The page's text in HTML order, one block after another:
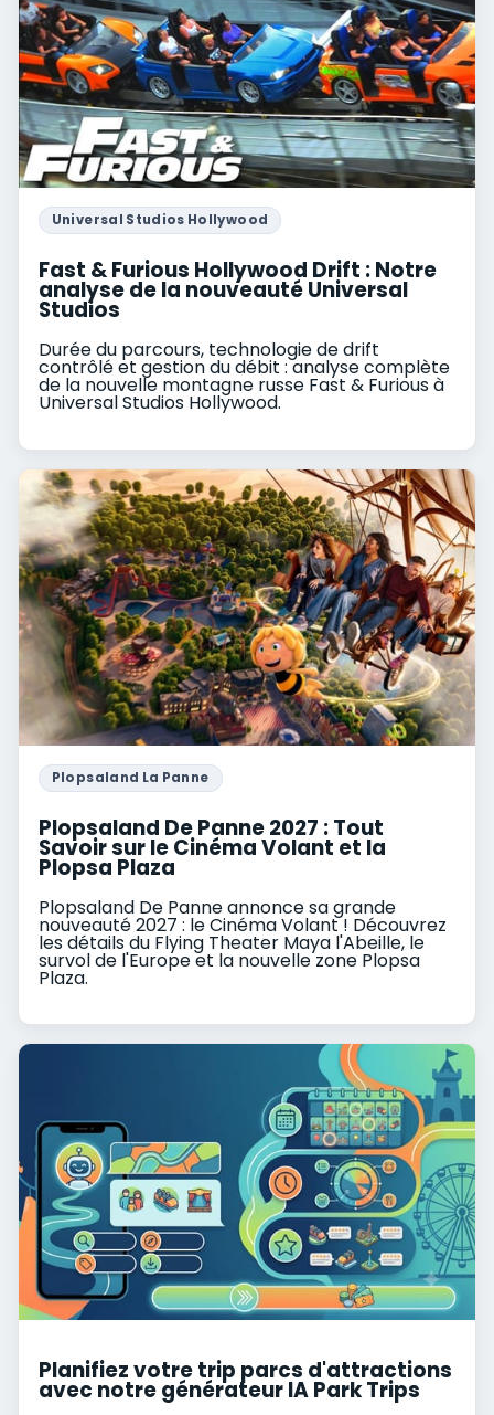
Universal Studios Hollywood
Fast & Furious Hollywood Drift : Notre
analyse de la nouveauté Universal
Studios
Durée du parcours, technologie de drift
contrôlé et gestion du débit : analyse complète
de la nouvelle montagne russe Fast & Furious à
Universal Studios Hollywood.
Plopsaland La Panne
Plopsaland De Panne 2027 : Tout
Savoir sur le Cinéma Volant et la
Plopsa Plaza
Plopsaland De Panne annonce sa grande
nouveauté 2027 : le Cinéma Volant ! Découvrez
les détails du Flying Theater Maya l'Abeille, le
survol de l'Europe et la nouvelle zone Plopsa
Plaza.
Planifiez votre trip parcs d'attractions
avec notre générateur IA Park Trips